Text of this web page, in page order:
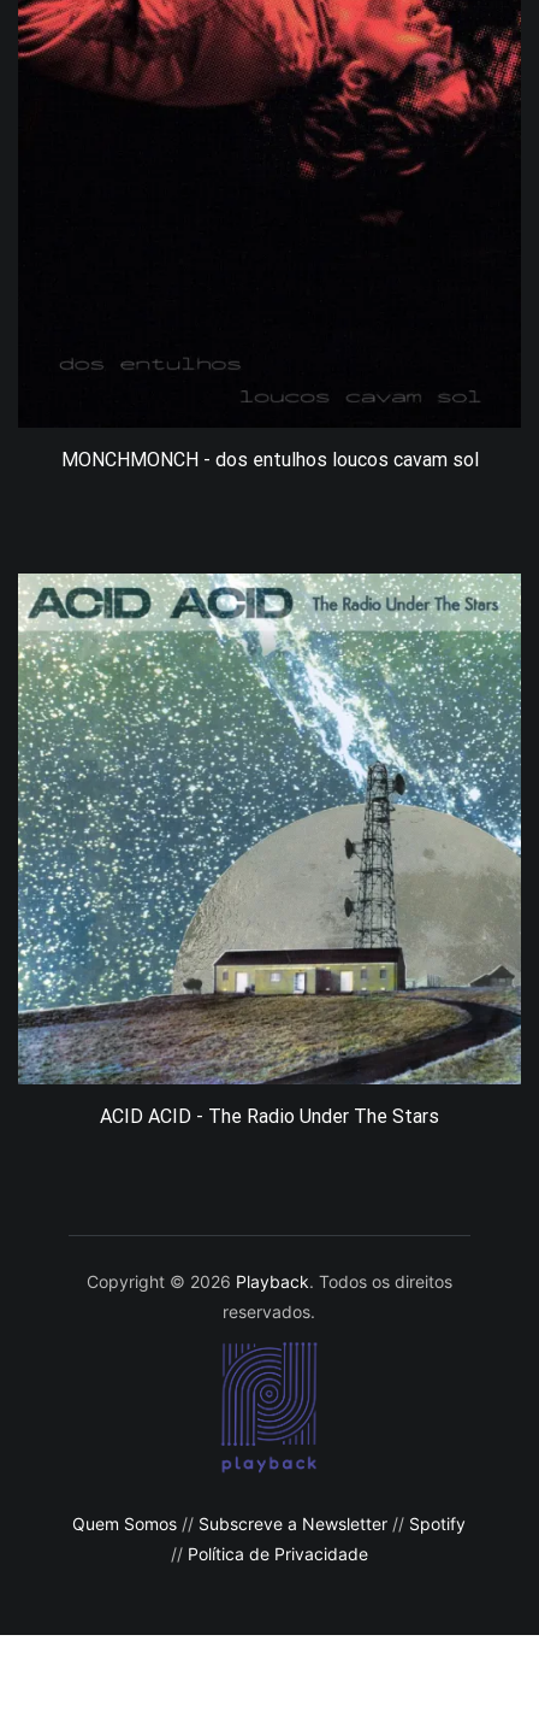
MONCHMONCH - dos entulhos loucos cavam sol
ACID ACID - The Radio Under The Stars
Copyright © 2026 Playback. Todos os direitos
reservados.
Quem Somos // Subscreve a Newsletter // Spotify
// Política de Privacidade